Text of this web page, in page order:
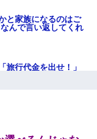
と家族になるのはご
んで言い返してくれ
行代金を出せ！」
職場を案内すること
き飛ばされて左手